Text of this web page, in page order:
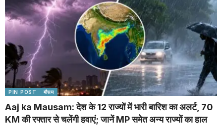
PIN POST मौसम
Aaj ka Mausam: देश के 12 राज्यों में भारी बारिश का अलर्ट, 70
KM की रफ्तार से चलेंगी हवाएं; जानें MP समेत अन्य राज्यों का हाल